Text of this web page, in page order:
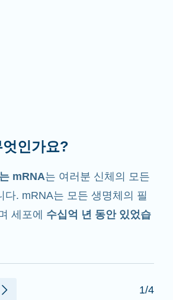
일을 할까요?
하는 것처럼 mRNA는전달자
단백질을 만드는데 도움을 주
성 요소와 상호작용합니다.